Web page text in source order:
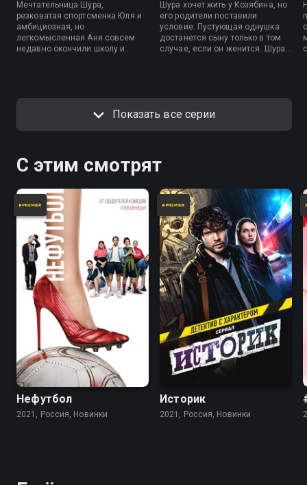
Мечтательница Шура,
резковатая спортсменка Юля и
амбициозная, но
легкомысленная Аня совсем
недавно окончили школу и
Шура хочет жить у Козябина, но
его родители поставили
условие. Пустующая однушка
достанется сыну только в том
случае, если он женится. Шура
жалеет, когда понимает, куда
Показать все серии
С этим смотрят
Нефутбол
2021, Россия, Новинки
Историк
2021, Россия, Новинки